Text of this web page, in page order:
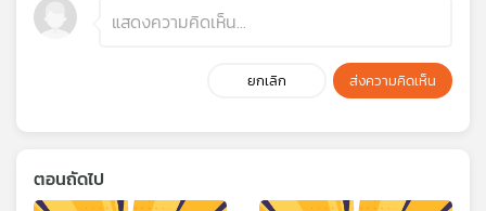
ยกเลิก ส่งความคิดเห็น
ตอนถัดไป